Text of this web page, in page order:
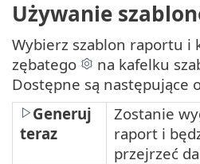
Używanie
Wybierz szablon raportu i
zębatego
na kafelku
Dostępne są następujące
Generuj
teraz
Zostanie
raport i
przejrzeć